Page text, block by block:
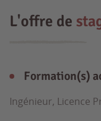
L'offre de
Formation(s)
Ingénieur, Licence